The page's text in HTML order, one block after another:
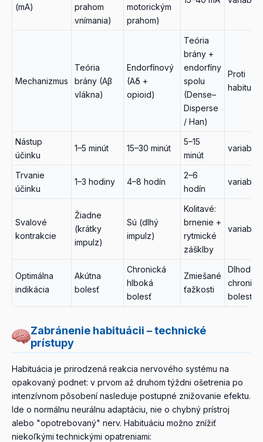
endorfínový režim. Je vhodný pri chronickej, zmiešanej
bolesti (napr. hlboké svalové napätie plus povrchová
(mA)
prahom
vnímania)
motorickým
prahom)
Mechanizmus
Teória
brány (Aβ
vlákna)
Endorfínový
(Aδ +
opioid)
Teória
brány +
endorfíny
spolu
(Dense–
Disperse
/ Han)
Proti
Nástup
účinku
1–5 minút 15–30 minút
5–15
minút
Trvanie
účinku
1–3 hodiny 4–8 hodín
2–6
hodín
Svalové
kontrakcie
Žiadne
(krátky
impulz)
Sú (dlhý
impulz)
Kolitavé:
brnenie +
rytmické
zášklby
Optimálna
indikácia
Akútna
bolesť
Chronická
hlboká
bolesť
Zmiešané
ťažkosti
bolesť
Zabránenie habituácii – technické
prístupy
Habituácia je prirodzená reakcia nervového systému na
opakovaný podnet: v prvom až druhom týždni ošetrenia po
intenzívnom pôsobení nasleduje postupné znižovanie efektu.
Ide o normálnu neurálnu adaptáciu, nie o chybný prístroj
alebo "opotrebovaný" nerv. Habituáciu možno znížiť
niekoľkými technickými opatreniami: